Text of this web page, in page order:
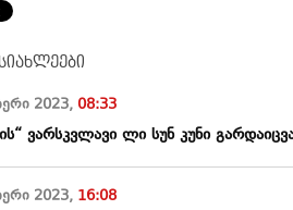
2023, 08:33
ვარსკვლავი ლი სუნ კუნი
2023, 16:08